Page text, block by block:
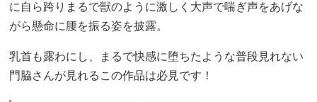
に自ら跨りまるで獣のように激しく大声で喘ぎ声をあげな
がら懸命に腰を振る姿を披露。
乳首も露わにし、まるで快感に堕ちたような普段見れない
門脇さんが見れるこの作品は必見です！